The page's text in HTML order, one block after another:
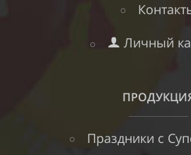
Личный
Праздники с